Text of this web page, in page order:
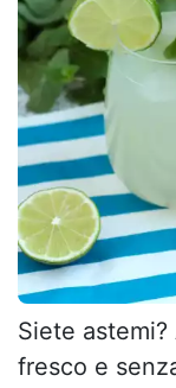
Siete
fresco e